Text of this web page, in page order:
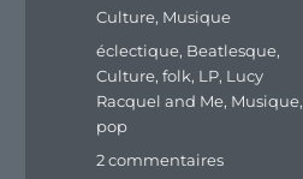
Catégories
Culture, Musique
Étiquettes
éclectique, Beatlesque,
Culture,folk, LP, Lucy
Racquel and Me, Musique,
pop
2 commentairessur